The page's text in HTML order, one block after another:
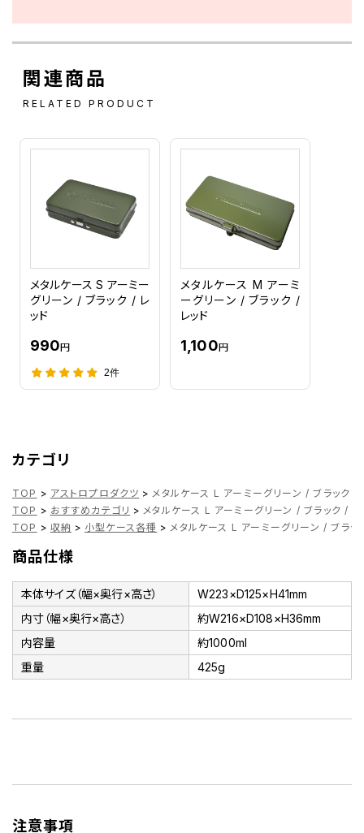
関連商品
RELATED PRODUCT
メタルケース S アーミー
グリーン / ブラック / レ
ッド
990円
2件
メタルケース M アーミ
ーグリーン / ブラック /
レッド
1,100円
カテゴリ
TOP > アストロプロダクツ > メタルケース L アーミーグリーン / ブラック /
TOP > おすすめカテゴリ > メタルケース L アーミーグリーン / ブラック / レ
TOP > 収納 > 小型ケース各種 > メタルケース L アーミーグリーン / ブラッ
商品仕様
本体サイズ（幅×奥行×高さ）
W223×D125×H41mm
内寸（幅×奥行×高さ）
約W216×D108×H36mm
内容量
約1000ml
重量
425g
注意事項